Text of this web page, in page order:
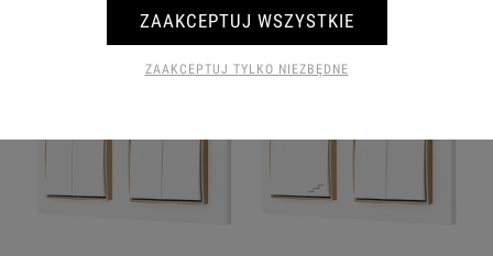
ZAAKCEPTUJ TYLKO NIEZBĘDNE
ZAAKCEPTUJ WSZYSTKIE